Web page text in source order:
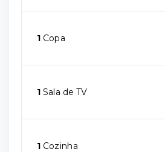
1 Copa
1 Sala de TV
1 Cozinha